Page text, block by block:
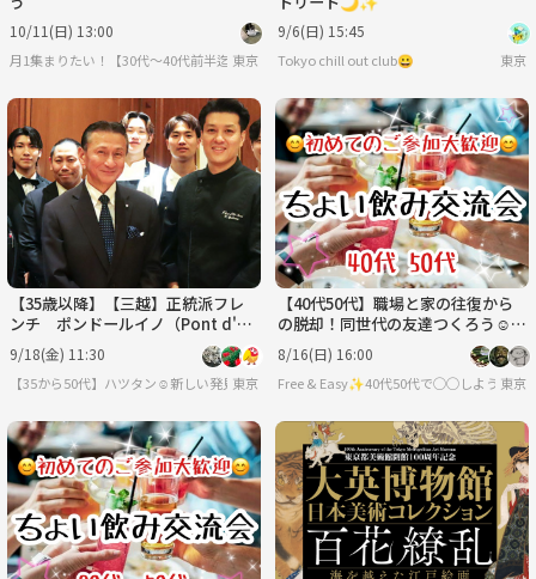
10/11(日) 13:00
月1集まりたい！【30代〜40代前半迄】東京
9/6(日) 15:45
Tokyo chill out club😀 東京
【35歳以降】【三越】正統派フレ
ンチ ポンドールイノ（Pont d'Or
Inno）で至極のランチ会【女性主
催】
9/18(金) 11:30
【35から50代】ハツタン☺️新しい発見探索コミュ
東京
【40代50代】職場と家の往復から
の脱却！同世代の友達つくろう☺️ち
ょい飲み交流会🍻✨
8/16(日) 16:00
Free & Easy✨40代50代で◯◯しようの会
東京